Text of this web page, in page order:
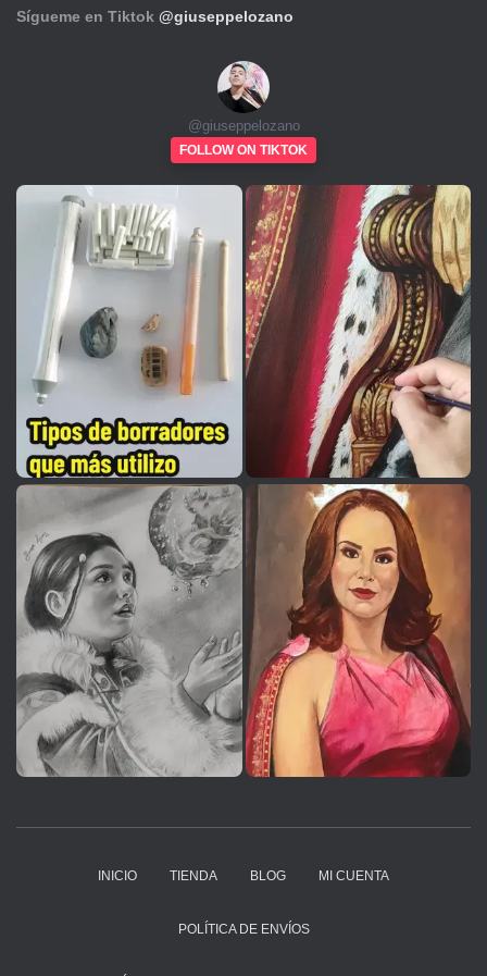
Sígueme en Tiktok @giuseppelozano
@giuseppelozano
FOLLOW ON TIKTOK
INICIO TIENDA BLOG MI CUENTA
POLÍTICA DE ENVÍOS